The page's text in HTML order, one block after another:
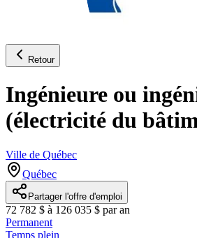
Retour
Ingénieure ou
(électricité du
Ville de Québec
Québec
Partager l'offre d'emploi
72 782 $ à 126 035 $ par an
Permanent
Temps plein